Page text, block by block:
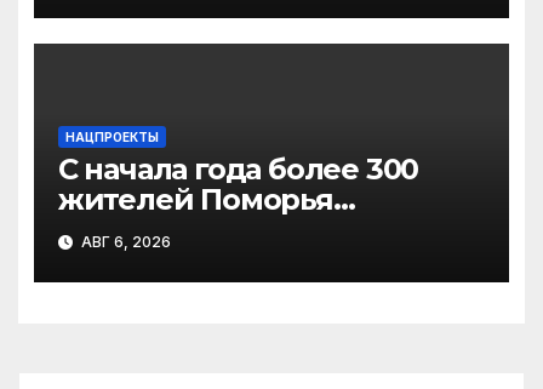
подключения к сетям
домов в деревне Новое
НАЦПРОЕКТЫ
С начала года более 300
жителей Поморья
получили выплату на
газификацию
АВГ 6, 2026